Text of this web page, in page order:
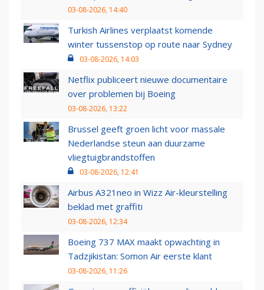
03-08-2026, 14:40
Turkish Airlines verplaatst komende
winter tussenstop op route naar Sydney
03-08-2026, 14:03
Netflix publiceert nieuwe documentaire
over problemen bij Boeing
03-08-2026, 13:22
Brussel geeft groen licht voor massale
Nederlandse steun aan duurzame
vliegtuigbrandstoffen
03-08-2026, 12:41
Airbus A321neo in Wizz Air-kleurstelling
beklad met graffiti
03-08-2026, 12:34
Boeing 737 MAX maakt opwachting in
Tadzjikistan: Somon Air eerste klant
03-08-2026, 11:26